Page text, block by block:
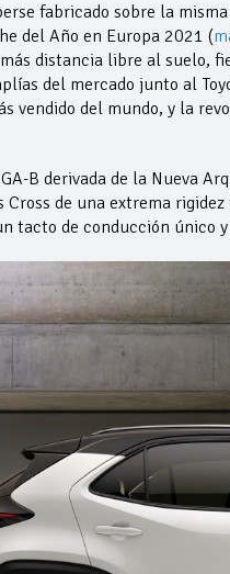
fabricado sobre la
del Año en Europa 2021 (
distancia libre al suelo,
del mercado junto al
vendido del mundo, y la
B derivada de la Nueva
Cross de una extrema
tacto de conducción único